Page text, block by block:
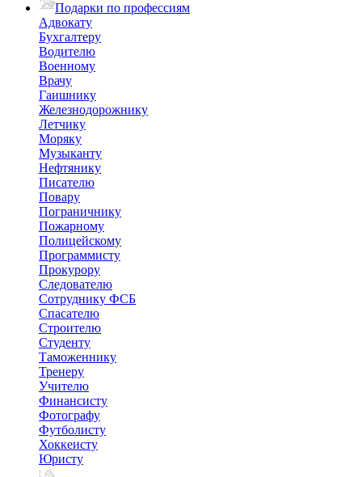
Подарки по профессиям
Адвокату
Бухгалтеру
Водителю
Военному
Врачу
Гаишнику
Железнодорожнику
Летчику
Моряку
Музыканту
Нефтянику
Писателю
Повару
Пограничнику
Пожарному
Полицейскому
Программисту
Прокурору
Следователю
Сотруднику ФСБ
Спасателю
Строителю
Студенту
Таможеннику
Тренеру
Учителю
Финансисту
Фотографу
Футболисту
Хоккеисту
Юристу